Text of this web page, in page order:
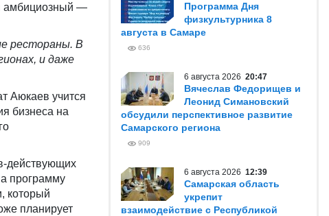
амбициозный —
рестораны. В
и даже
Аюкаев учится
бизнеса на
действующих
программу
который
планирует
Программа Дня
физкультурника 8
августа в Самаре
636
6 августа 2026 20:47
Вячеслав Федорищев и
Леонид Симановский
обсудили перспективное развитие
Самарского региона
909
6 августа 2026 12:39
Самарская область
укрепит
взаимодействие с Республикой